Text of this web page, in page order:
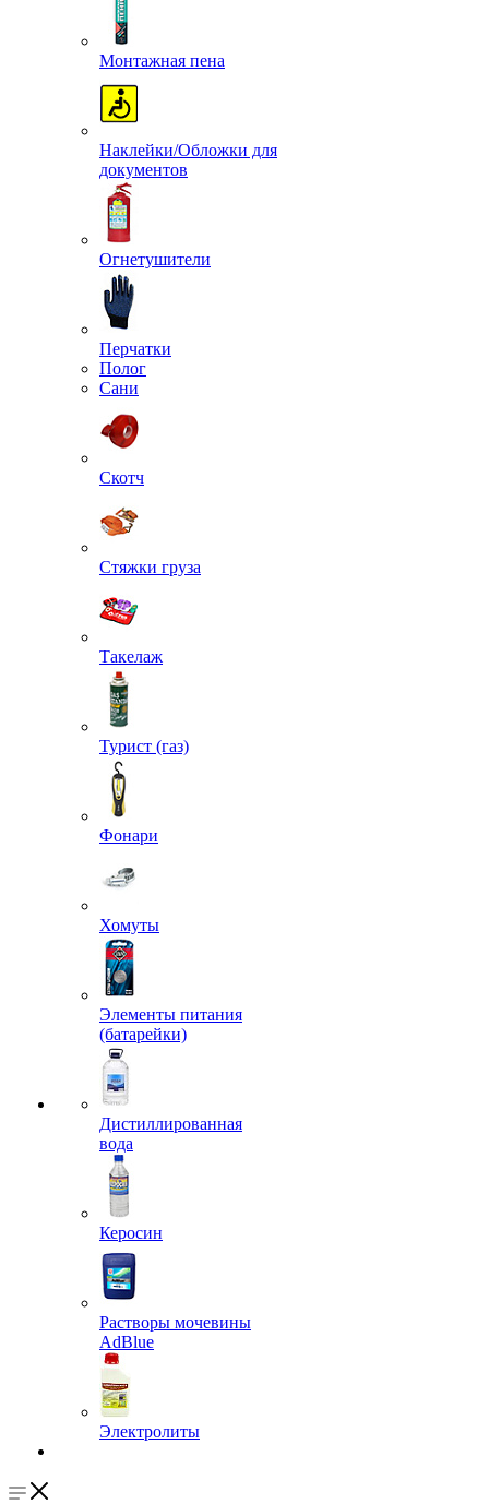
Монтажная пена
Наклейки/Обложки для
документов
Огнетушители
Перчатки
Полог
Сани
Скотч
Стяжки груза
Такелаж
Турист (газ)
Фонари
Хомуты
Элементы питания
(батарейки)
Дистиллированная
вода
Керосин
Растворы мочевины
AdBlue
Электролиты